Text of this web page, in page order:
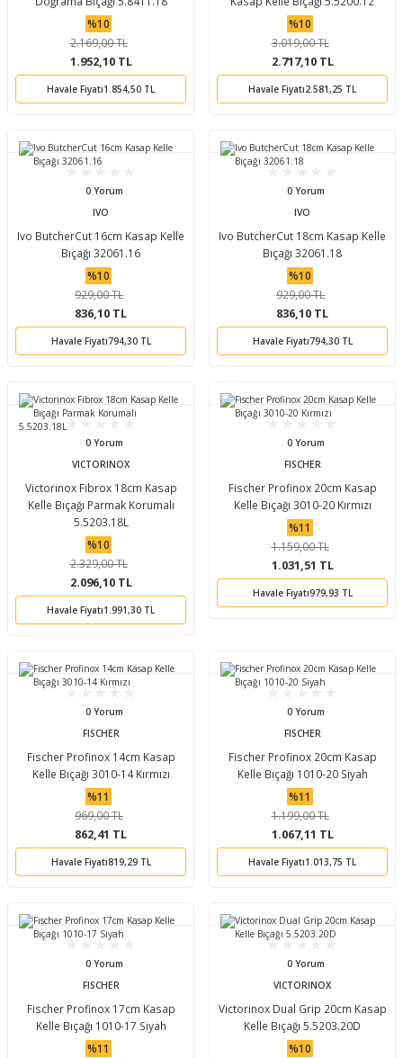
%10
2.169,00 TL
1.952,10 TL
Havale Fiyatı1.854,50 TL
%10
3.019,00 TL
2.717,10 TL
Havale Fiyatı2.581,25 TL
0 Yorum
IVO
Ivo ButcherCut 16cm Kasap Kelle
Bıçağı 32061.16
%10
929,00 TL
836,10 TL
Havale Fiyatı794,30 TL
0 Yorum
IVO
Ivo ButcherCut 18cm Kasap Kelle
Bıçağı 32061.18
%10
929,00 TL
836,10 TL
Havale Fiyatı794,30 TL
0 Yorum
VICTORINOX
Victorinox Fibrox 18cm Kasap
Kelle Bıçağı Parmak Korumalı
5.5203.18L
%10
2.329,00 TL
2.096,10 TL
Havale Fiyatı1.991,30 TL
0 Yorum
FISCHER
Fischer Profinox 20cm Kasap
Kelle Bıçağı 3010-20 Kırmızı
%11
1.159,00 TL
1.031,51 TL
Havale Fiyatı979,93 TL
0 Yorum
FISCHER
Fischer Profinox 14cm Kasap
Kelle Bıçağı 3010-14 Kırmızı
%11
969,00 TL
862,41 TL
Havale Fiyatı819,29 TL
0 Yorum
FISCHER
Fischer Profinox 20cm Kasap
Kelle Bıçağı 1010-20 Siyah
%11
1.199,00 TL
1.067,11 TL
Havale Fiyatı1.013,75 TL
0 Yorum
FISCHER
Fischer Profinox 17cm Kasap
Kelle Bıçağı 1010-17 Siyah
%11
0 Yorum
VICTORINOX
Victorinox Dual Grip 20cm Kasap
Kelle Bıçağı 5.5203.20D
%10